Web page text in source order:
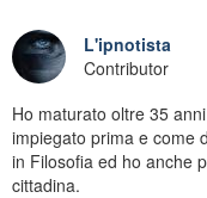
L'ipnotista
Contributor
Ho maturato oltre 35
impiegato prima e come
in Filosofia ed ho anche
cittadina.